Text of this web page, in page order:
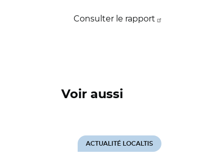
Consulter le rapport
Voir aussi
ACTUALITÉ LOCALTIS